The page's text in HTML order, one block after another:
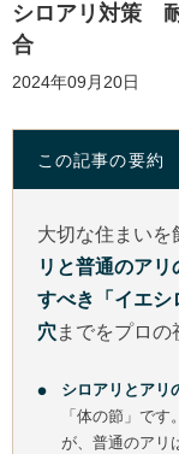
シロアリ対策
合
2024年09月20日
この記事の要約
大切な住まいを
リと普通のア
すべき「イエシ
穴までをプロの
シロアリとアリ
「体の節」で
が、普通のアリ